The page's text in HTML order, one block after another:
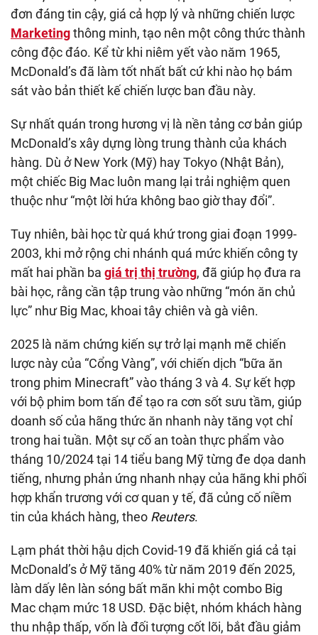
đơn đáng tin cậy, giá cả hợp lý và những chiến lược
Marketingthông minh, tạo nên một công thức thành
công độc đáo. Kể từ khi niêm yết vào năm 1965,
McDonald’s đã làm tốt nhất bất cứ khi nào họ bám
sát vào bản thiết kế chiến lược ban đầu này.
Sự nhất quán trong hương vị là nền tảng cơ bản giúp
McDonald’s xây dựng lòng trung thành của khách
hàng. Dù ở New York (Mỹ) hay Tokyo (Nhật Bản),
một chiếc Big Mac luôn mang lại trải nghiệm quen
thuộc như “một lời hứa không bao giờ thay đổi”.
Tuy nhiên, bài học từ quá khứ trong giai đoạn 1999-
2003, khi mở rộng chi nhánh quá mức khiến công ty
mất hai phần ba giá trị thị trường, đã giúp họ đưa ra
bài học, rằng cần tập trung vào những “món ăn chủ
lực” như Big Mac, khoai tây chiên và gà viên.
2025 là năm chứng kiến sự trở lại mạnh mẽ chiến
lược này của “Cổng Vàng”, với chiến dịch “bữa ăn
trong phim Minecraft” vào tháng 3 và 4. Sự kết hợp
với bộ phim bom tấn để tạo ra cơn sốt sưu tầm, giúp
doanh số của hãng thức ăn nhanh này tăng vọt chỉ
trong hai tuần. Một sự cố an toàn thực phẩm vào
tháng 10/2024 tại 14 tiểu bang Mỹ từng đe dọa danh
tiếng, nhưng phản ứng nhanh nhạy của hãng khi phối
hợp khẩn trương với cơ quan y tế, đã củng cố niềm
tin của khách hàng, theo Reuters.
Lạm phát thời hậu dịch Covid-19 đã khiến giá cả tại
McDonald’s ở Mỹ tăng 40% từ năm 2019 đến 2025,
làm dấy lên làn sóng bất mãn khi một combo Big
Mac chạm mức 18 USD. Đặc biệt, nhóm khách hàng
thu nhập thấp, vốn là đối tượng cốt lõi, bắt đầu giảm